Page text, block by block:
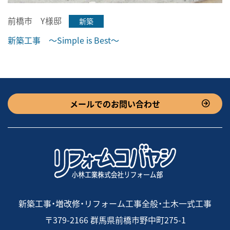
前橋市 Y様邸 新築
新築工事 ～Simple is Best～
メールでのお問い合わせ
新築工事・増改修・リフォーム工事全般・土木一式工事
〒379-2166 群馬県前橋市野中町275-1